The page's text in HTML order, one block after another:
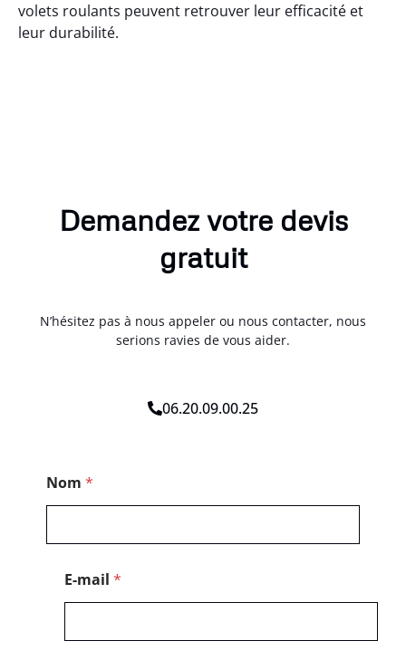
volets roulants peuvent retrouver leur efficacité et
leur durabilité.
Demandez votre devis
gratuit
N’hésitez pas à nous appeler ou nous contacter, nous
serions ravies de vous aider.
06.20.09.00.25
Nom *
E-mail *